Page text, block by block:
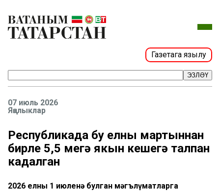
Газетага язылу
ЭЗЛӘҮ
07 июль 2026
Яңалыклар
Республикада бу елның мартыннан
бирле 5,5 меңгә якын кешегә талпан
кадалган
2026 елның 1 июленә булган мәгълүматларга